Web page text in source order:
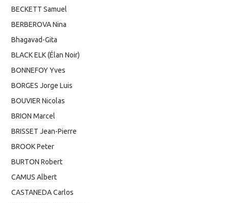
BECKETT Samuel
BERBEROVA Nina
Bhagavad-Gita
BLACK ELK (Élan Noir)
BONNEFOY Yves
BORGES Jorge Luis
BOUVIER Nicolas
BRION Marcel
BRISSET Jean-Pierre
BROOK Peter
BURTON Robert
CAMUS Albert
CASTANEDA Carlos